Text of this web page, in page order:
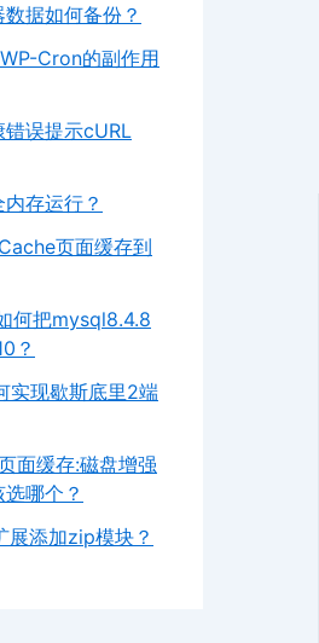
据如何备份？
Cron的副作用
误提示cURL
存运行？
页面缓存到
何把mysql8.4.8
？
实现歇斯底里2端
面缓存:磁盘增强
哪个？
添加zip模块？